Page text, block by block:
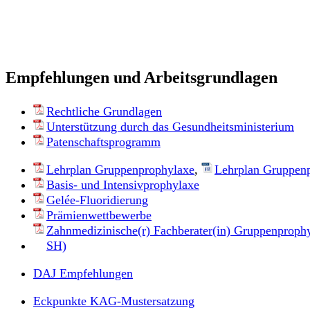
Empfehlungen und Arbeitsgrundlagen
Rechtliche Grundlagen
Unterstützung durch das Gesundheitsministerium
Patenschaftsprogramm
Lehrplan Gruppenprophylaxe,
Lehrplan
Basis- und Intensivprophylaxe
Gelée-Fluoridierung
Prämienwettbewerbe
Zahnmedizinische(r) Fachberater(in)
SH)
DAJ Empfehlungen
Eckpunkte KAG-Mustersatzung